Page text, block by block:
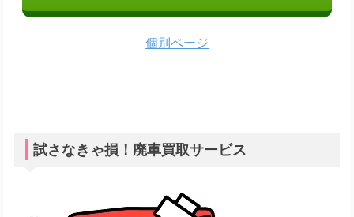
個別ページ
試さなきゃ損！廃車買取サービス